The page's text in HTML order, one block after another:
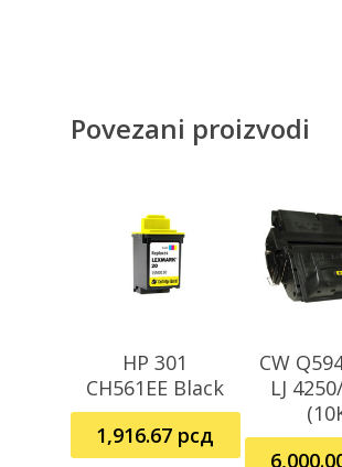
Povezani proizvodi
Pročitajte Još
HP 301
CH561EE Black
1,916.67 рсд
Dodaj U
CW
LJ